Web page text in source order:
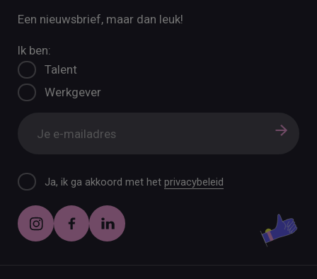
Een nieuwsbrief, maar dan leuk!
Ik ben:
Talent
Werkgever
Ja, ik ga akkoord met hetprivacybeleid